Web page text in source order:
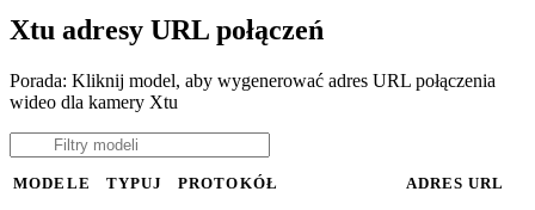
Xtu adresy URL połączeń
Porada: Kliknij model, aby wygenerować adres URL połączenia
wideo dla kamery Xtu
MODELE TYPUJ PROTOKÓŁ ADRES URL